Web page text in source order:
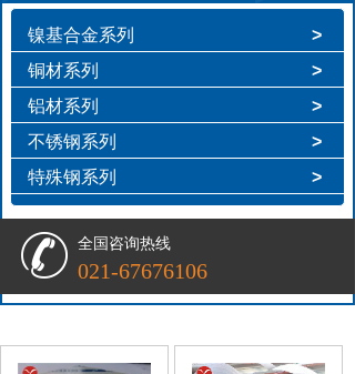
全国咨询热线
021-67676106
镍基合金系列
>
铜材系列
>
铝材系列
>
不锈钢系列
>
特殊钢系列
>